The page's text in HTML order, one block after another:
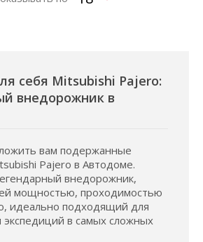
себя Mitsubishi Pajero:
внедорожник в
вам подержанные
Pajero в Автодоме.
внедорожник,
мощностью, проходимостью
идеально подходящий для
в самых сложных